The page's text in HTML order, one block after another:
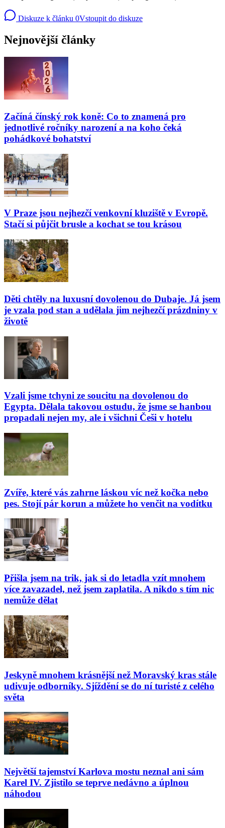
Diskuze k článku 0Vstoupit do diskuze
Nejnovější články
Začíná čínský rok koně: Co to znamená pro
jednotlivé ročníky narození a na koho čeká
pohádkové bohatství
V Praze jsou nejhezčí venkovní kluziště v Evropě.
Stačí si půjčit brusle a kochat se tou krásou
Děti chtěly na luxusní dovolenou do Dubaje. Já jsem
je vzala pod stan a udělala jim nejhezčí prázdniny v
životě
Vzali jsme tchyni ze soucitu na dovolenou do
Egypta. Dělala takovou ostudu, že jsme se hanbou
propadali nejen my, ale i všichni Češi v hotelu
Zvíře, které vás zahrne láskou víc než kočka nebo
pes. Stojí pár korun a můžete ho venčit na vodítku
Přišla jsem na trik, jak si do letadla vzít mnohem
více zavazadel, než jsem zaplatila. A nikdo s tím nic
nemůže dělat
Jeskyně mnohem krásnější než Moravský kras stále
udivuje odborníky. Sjíždění se do ní turisté z celého
světa
Největší tajemství Karlova mostu neznal ani sám
Karel IV. Zjistilo se teprve nedávno a úplnou
náhodou